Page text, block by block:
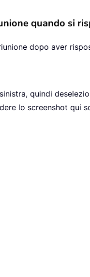
quando si
dopo aver
quindi
lo screenshot qui